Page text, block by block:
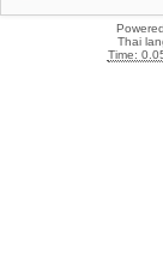
Thai
Time: